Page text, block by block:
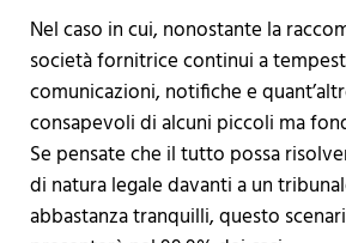
Nel caso in cui, nonostante la
società fornitrice continui a
comunicazioni, notifiche e
consapevoli di alcuni piccoli ma
Se pensate che il tutto possa
di natura legale davanti a un
abbastanza tranquilli, questo